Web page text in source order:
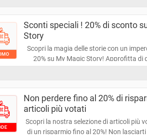
Sconti speciali ! 20% di sconto
Story
Scopri la magia delle storie con un
20% su My Magic Story! Approfitta di
fantasia!
Non perdere fino al 20% di
articoli più votati
Scopri la nostra selezione di articoli più
di un risparmio fino al 20%! Non